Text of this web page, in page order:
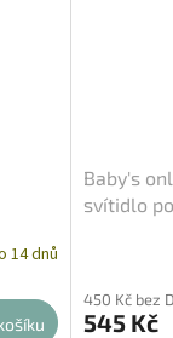
14 dnů
Baby's
svítidlo
450 Kč bez
545 Kč